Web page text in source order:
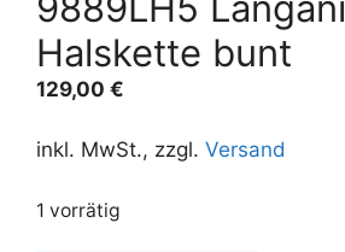
Halskette bunt
129,00 €
inkl. MwSt., zzgl. Versand
1 vorrätig